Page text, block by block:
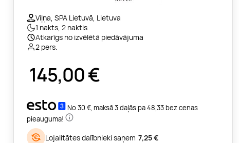
Viļņa, SPA Lietuvā, Lietuva
1 nakts, 2 naktis
Atkarīgs no izvēlētā piedāvājuma
2 pers.
145,00€
No 30 €, maksā 3 daļās pa 48,33 bez cenas
pieauguma!
Lojalitātes dalībnieki saņem 7,25 €